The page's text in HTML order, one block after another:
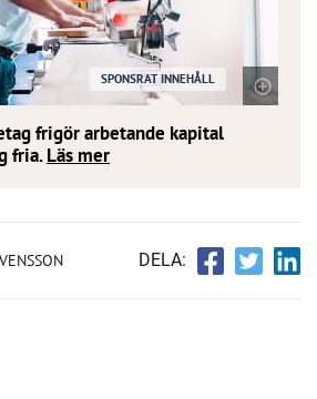
SPONSRAT INNEHÅLL
frigör arbetande kapital
fria.Läs mer
DELA: